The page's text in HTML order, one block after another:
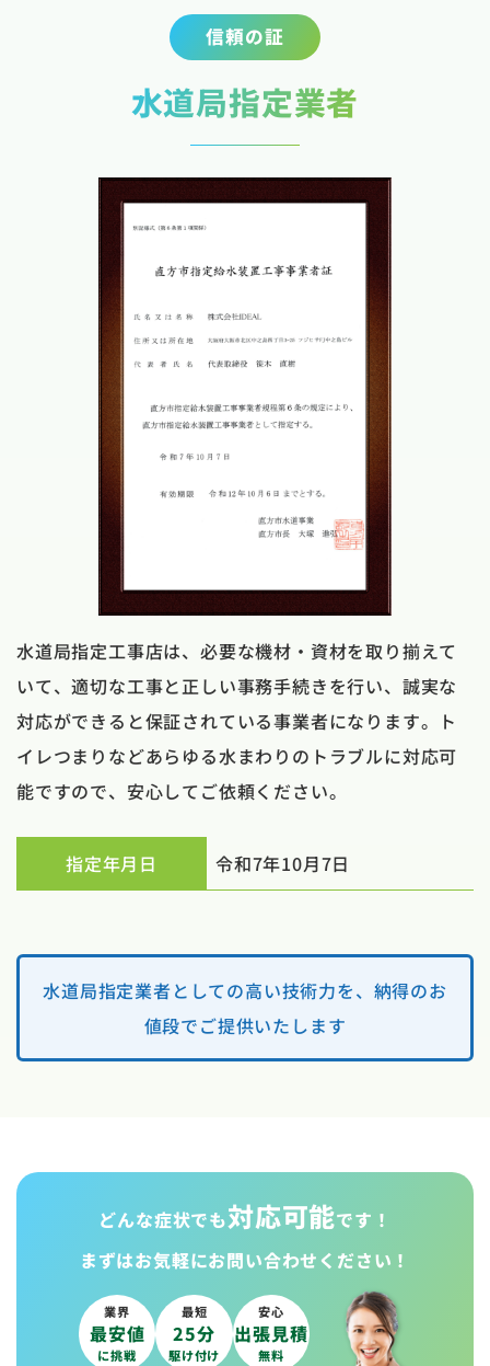
信頼の証
水道局指定業者
水道局指定工事店は、必要な機材・資材を取り揃えて
いて、適切な工事と正しい事務手続きを行い、誠実な
対応ができると保証されている事業者になります。ト
イレつまりなどあらゆる水まわりのトラブルに対応可
能ですので、安心してご依頼ください。
指定年月日 令和7年10月7日
水道局指定業者としての高い技術力を、納得のお
値段でご提供いたします
どんな症状でも対応可能です！
まずはお気軽にお問い合わせください！
業界
最安値
に挑戦
最短
25分
駆け付け
安心
出張見積
無料